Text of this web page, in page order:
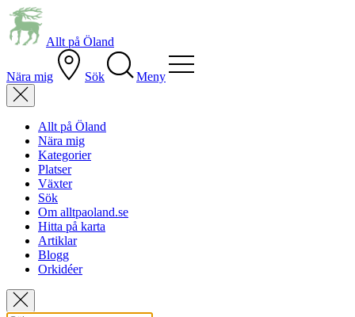
Allt på Öland
Nära mig Sök Meny
Allt på Öland
Nära mig
Kategorier
Platser
Växter
Sök
Om alltpaoland.se
Hitta på karta
Artiklar
Blogg
Orkidéer